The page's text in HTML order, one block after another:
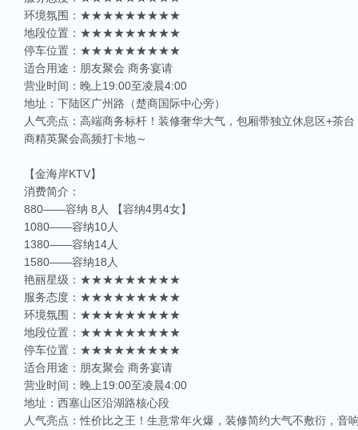
环境氛围：★★★★★★★★★
地段位置：★★★★★★★★★
停车位置：★★★★★★★★★
适合用途：朋友聚会 商务宴请
营业时间：晚上19:00至凌晨4:00
地址：下陆区广州路（楚商国际中心旁）
人气亮点：高端商务标杆！装修奢华大气，包厢带独立休息区+茶
商精英聚会高频打卡地～
【金海岸KTV】
消费简介：
880——容纳 8人 【容纳4男4女】
1080——容纳10人
1380——容纳14人
1580——容纳18人
艳丽星级：★★★★★★★★★
服务态度：★★★★★★★★★
环境氛围：★★★★★★★★★
地段位置：★★★★★★★★★
停车位置：★★★★★★★★★
适合用途：朋友聚会 商务宴请
营业时间：晚上19:00至凌晨4:00
地址：西塞山区沿湖路核心段
人气亮点：性价比之王！生意常年火爆，装修简约大气不敷衍，